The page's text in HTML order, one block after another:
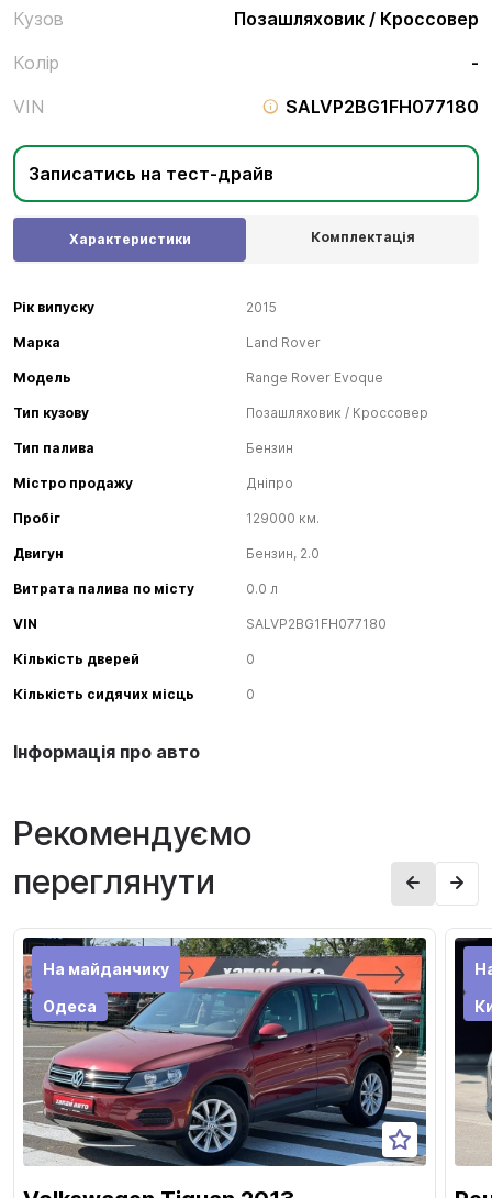
Кузов
Позашляховик / Кроссовер
Колір
-
VIN
SALVP2BG1FH077180
Записатись на тест-драйв
Інформація про авто
Характеристики Комплектація
Рік випуску 2015
Марка Land Rover
Модель Range Rover Evoque
Тип кузову Позашляховик / Кроссовер
Тип палива Бензин
Містро продажу Дніпро
Пробіг 129000 км.
Двигун Бензин, 2.0
Витрата палива по місту 0.0 л
VIN SALVP2BG1FH077180
Кількість дверей 0
Кількість сидячих місць 0
Рекомендуємо
переглянути
На майданчику
Одеса